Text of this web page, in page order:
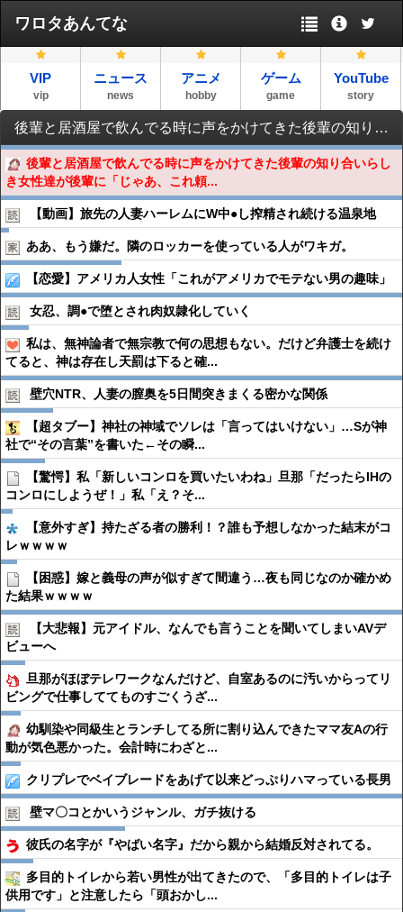
ワロタあんてな
VIP
vip
ニュース
news
アニメ
hobby
ゲーム
game
YouTube
story
後輩と居酒屋で飲んでる時に声をかけてきた後輩の知り合いらしき女性達が後輩に「じゃあ、これ頼むね」とレシートを押し付けて店から出て行った→あまりの早業に唖然としてたら…
後輩と居酒屋で飲んでる時に声をかけてきた後輩の知り合いらし
き女性達が後輩に「じゃあ、これ頼...
【動画】旅先の人妻ハーレムにW中●︎し搾精され続ける温泉地
ああ、もう嫌だ。隣のロッカーを使っている人がワキガ。
【恋愛】アメリカ人女性「これがアメリカでモテない男の趣味」
女忍、調●︎で堕とされ肉奴隷化していく
私は、無神論者で無宗教で何の思想もない。だけど弁護士を続け
てると、神は存在し天罰は下ると確...
壁穴NTR、人妻の膣奥を5日間突きまくる密かな関係
【超タブー】神社の神域でソレは「言ってはいけない」…Sが神
社で“その言葉”を書いた←その瞬...
【驚愕】私「新しいコンロを買いたいわね」旦那「だったらIHの
コンロにしようぜ！」私「え？そ...
【意外すぎ】持たざる者の勝利！？誰も予想しなかった結末がコ
レｗｗｗｗ
【困惑】嫁と義母の声が似すぎて間違う…夜も同じなのか確かめ
た結果ｗｗｗｗ
【大悲報】元アイドル、なんでも言うことを聞いてしまいAVデ
ビューへ
旦那がほぼテレワークなんだけど、自室あるのに汚いからってリ
ビングで仕事しててものすごくうざ...
幼馴染や同級生とランチしてる所に割り込んできたママ友Aの行
動が気色悪かった。会計時にわざと...
クリプレでベイブレードをあげて以来どっぷりハマっている長男
壁マ〇コとかいうジャンル、ガチ抜ける
彼氏の名字が『やばい名字』だから親から結婚反対されてる。
多目的トイレから若い男性が出てきたので、「多目的トイレは子
供用です」と注意したら「頭おかし...